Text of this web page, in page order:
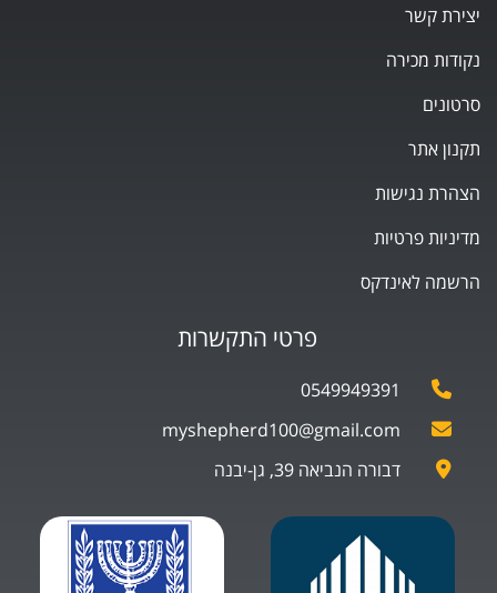
פרטי התקשרות
0549949391
myshepherd100@gmail.com
דבורה הנביאה 39, גן-יבנה
יצירת קשר
נקודות מכירה
סרטונים
תקנון אתר
הצהרת נגישות
מדיניות פרטיות
הרשמה לאינדקס